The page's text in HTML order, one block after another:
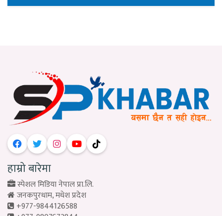
हाम्रो बारेमा
स्पेशल मिडिया नेपाल प्रा.लि.
जनकपुरधाम, मधेश प्रदेश
+977-9844126588